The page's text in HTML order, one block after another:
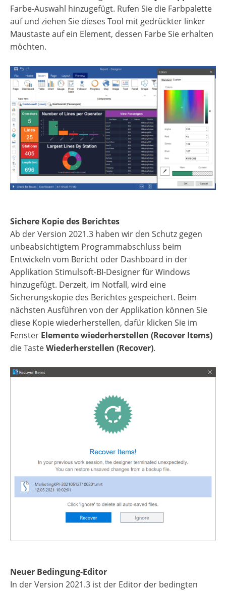
Farbe-Auswahl hinzugefügt. Rufen Sie die Farbpalette
auf und ziehen Sie dieses Tool mit gedrückter linker
Maustaste auf ein Element, dessen Farbe Sie erhalten
möchten.
Sichere Kopie des Berichtes
Ab der Version 2021.3 haben wir den Schutz gegen
unbeabsichtigtem Programmabschluss beim
Entwickeln vom Bericht oder Dashboard in der
Applikation Stimulsoft-BI-Designer für Windows
hinzugefügt. Derzeit, im Notfall, wird eine
Sicherungskopie des Berichtes gespeichert. Beim
nächsten Ausführen von der Applikation können Sie
diese Kopie wiederherstellen, dafür klicken Sie im
Fenster Elemente wiederherstellen (Recover Items)
die TasteWiederherstellen (Recover).
Neuer Bedingung-Editor
In der Version 2021.3 ist der Editor der bedingten